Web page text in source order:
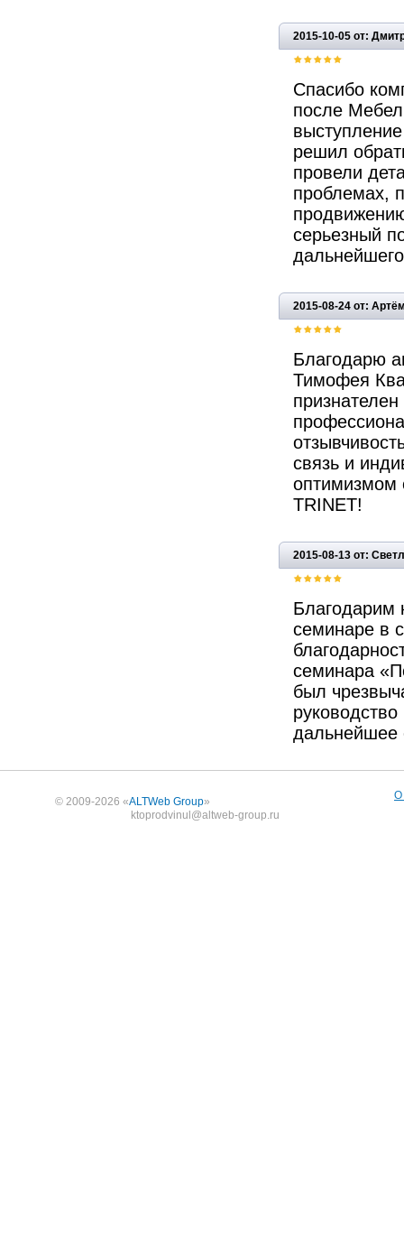
2015-10-05 от:
Спасибо
после
решил
провели
проблемах,
серьезный
2015-08-24 от:
Благодарю
Тимофея
связь и
оптимизмом
TRINET!
2015-08-13 от:
Благодарим
семинаре в
семинара
был
дальнейшее
© 2009-2026 «ALTWeb Group»
ktoprodvinul@altweb-group.ru
О